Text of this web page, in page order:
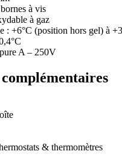
à vis
à gaz
: +6°C (position hors gel) à
A – 250V
& thermomètres